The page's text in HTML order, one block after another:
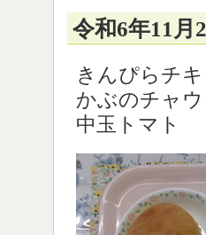
令和6年11月
きんぴらチ
かぶのチャ
中玉トマト